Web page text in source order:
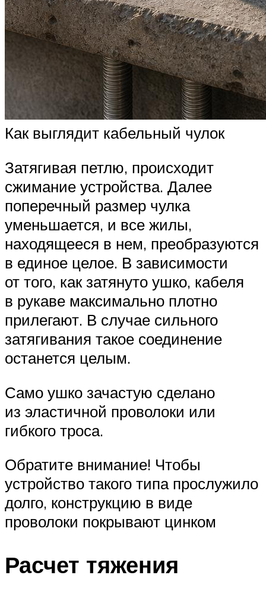
Как выглядит кабельный чулок
Затягивая петлю, происходит
сжимание устройства. Далее
поперечный размер чулка
уменьшается, и все жилы,
находящееся в нем, преобразуются
в единое целое. В зависимости
от того, как затянуто ушко, кабеля
в рукаве максимально плотно
прилегают. В случае сильного
затягивания такое соединение
останется целым.
Само ушко зачастую сделано
из эластичной проволоки или
гибкого троса.
Обратите внимание! Чтобы
устройство такого типа прослужило
долго, конструкцию в виде
проволоки покрывают цинком
Расчет тяжения